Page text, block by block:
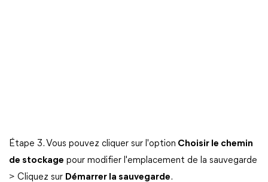
Étape 3. Vous pouvez cliquer sur l'option Choisir le chemin
de stockage pour modifier l'emplacement de la sauvegarde
> Cliquez sur Démarrer la sauvegarde.